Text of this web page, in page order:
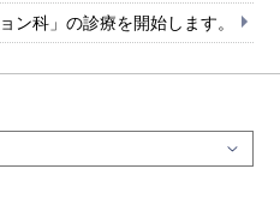
ン科」の診療を開始します。